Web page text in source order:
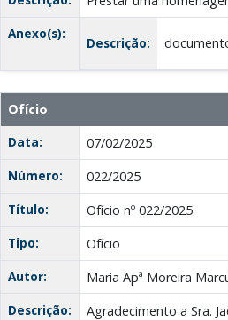
Anexo(s):
Descrição:
Ofício
Data:
07/02/2025
Número:
022/2025
Título:
Ofício nº 022/2025
Tipo:
Ofício
Autor:
Maria Apª Moreira
Descrição:
Agradecimento a Sra.